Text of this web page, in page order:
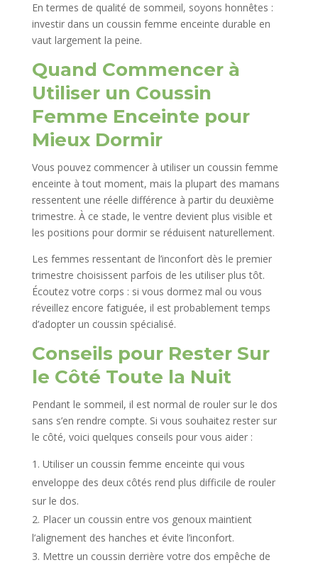
En termes de qualité de sommeil, soyons honnêtes :
investir dans un coussin femme enceinte durable en
vaut largement la peine.
Quand Commencer à
Utiliser un Coussin
Femme Enceinte pour
Mieux Dormir
Vous pouvez commencer à utiliser un coussin femme
enceinte à tout moment, mais la plupart des mamans
ressentent une réelle différence à partir du deuxième
trimestre. À ce stade, le ventre devient plus visible et
les positions pour dormir se réduisent naturellement.
Les femmes ressentant de l’inconfort dès le premier
trimestre choisissent parfois de les utiliser plus tôt.
Écoutez votre corps : si vous dormez mal ou vous
réveillez encore fatiguée, il est probablement temps
d’adopter un coussin spécialisé.
Conseils pour Rester Sur
le Côté Toute la Nuit
Pendant le sommeil, il est normal de rouler sur le dos
sans s’en rendre compte. Si vous souhaitez rester sur
le côté, voici quelques conseils pour vous aider :
Utiliser un coussin femme enceinte qui vous
enveloppe des deux côtés rend plus difficile de rouler
sur le dos.
Placer un coussin entre vos genoux maintient
l’alignement des hanches et évite l’inconfort.
Mettre un coussin derrière votre dos empêche de